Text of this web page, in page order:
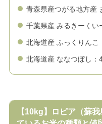
青森県産つがる地方産
千葉県産 みるきーくい
北海道産 ふっくりんこ
北海道産 ななつぼし：
【10kg】ロピア（蘇